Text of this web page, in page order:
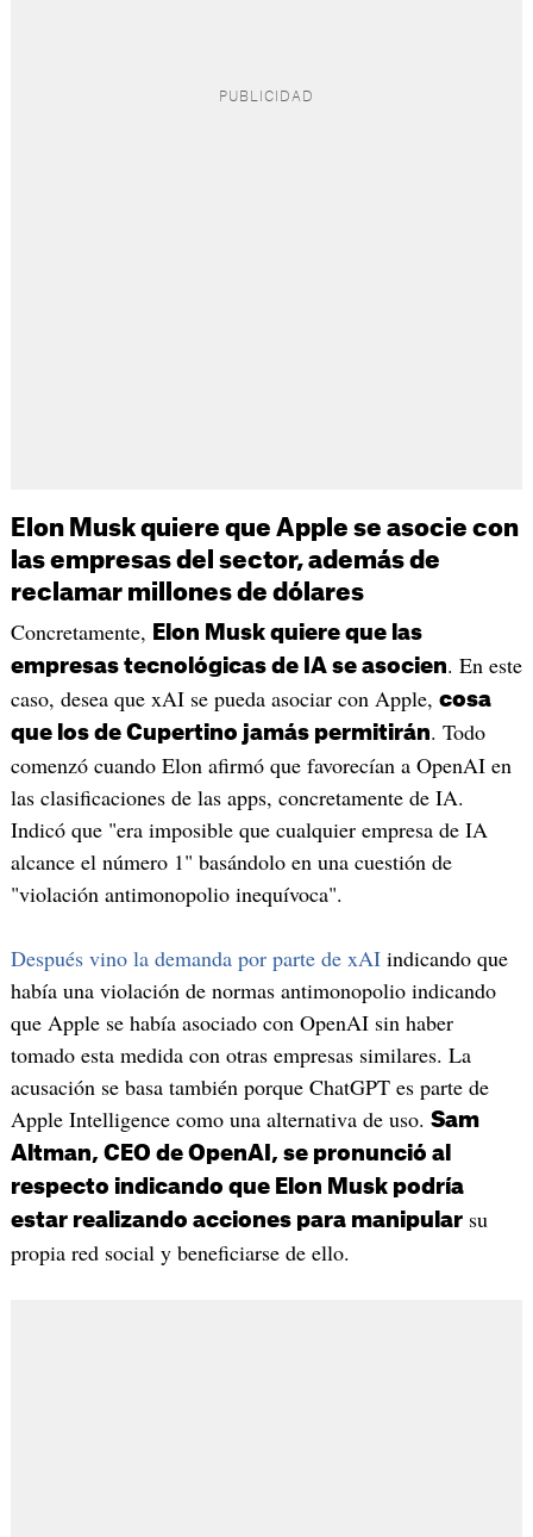
Elon Musk quiere que Apple se asocie con
las empresas del sector, además de
reclamar millones de dólares
Concretamente, Elon Musk quiere que las
empresas tecnológicas de IA se asocien. En este
caso, desea que xAI se pueda asociar con Apple, cosa
que los de Cupertino jamás permitirán. Todo
comenzó cuando Elon afirmó que favorecían a OpenAI en
las clasificaciones de las apps, concretamente de IA.
Indicó que "era imposible que cualquier empresa de IA
alcance el número 1" basándolo en una cuestión de
"violación antimonopolio inequívoca".
Después vino la demanda por parte de xAIindicando que
había una violación de normas antimonopolio indicando
que Apple se había asociado con OpenAI sin haber
tomado esta medida con otras empresas similares. La
acusación se basa también porque ChatGPT es parte de
Apple Intelligence como una alternativa de uso. Sam
Altman, CEO de OpenAI, se pronunció al
respecto indicando que Elon Musk podría
estar realizando acciones para manipularsu
propia red social y beneficiarse de ello.